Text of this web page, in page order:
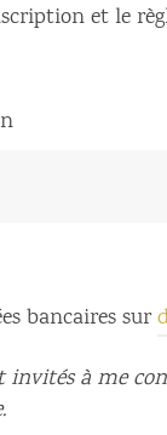
et le
bancaires sur
invités à me